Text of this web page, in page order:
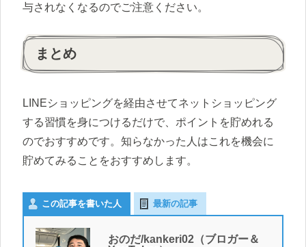
与されなくなるのでご注意ください。
まとめ
LINEショッピングを経由させてネットショッピング
する習慣を身につけるだけで、ポイントを貯めれる
のでおすすめです。知らなかった人はこれを機会に
貯めてみることをおすすめします。
この記事を書いた人 最新の記事
おのだ/kankeri02（ブロガー＆